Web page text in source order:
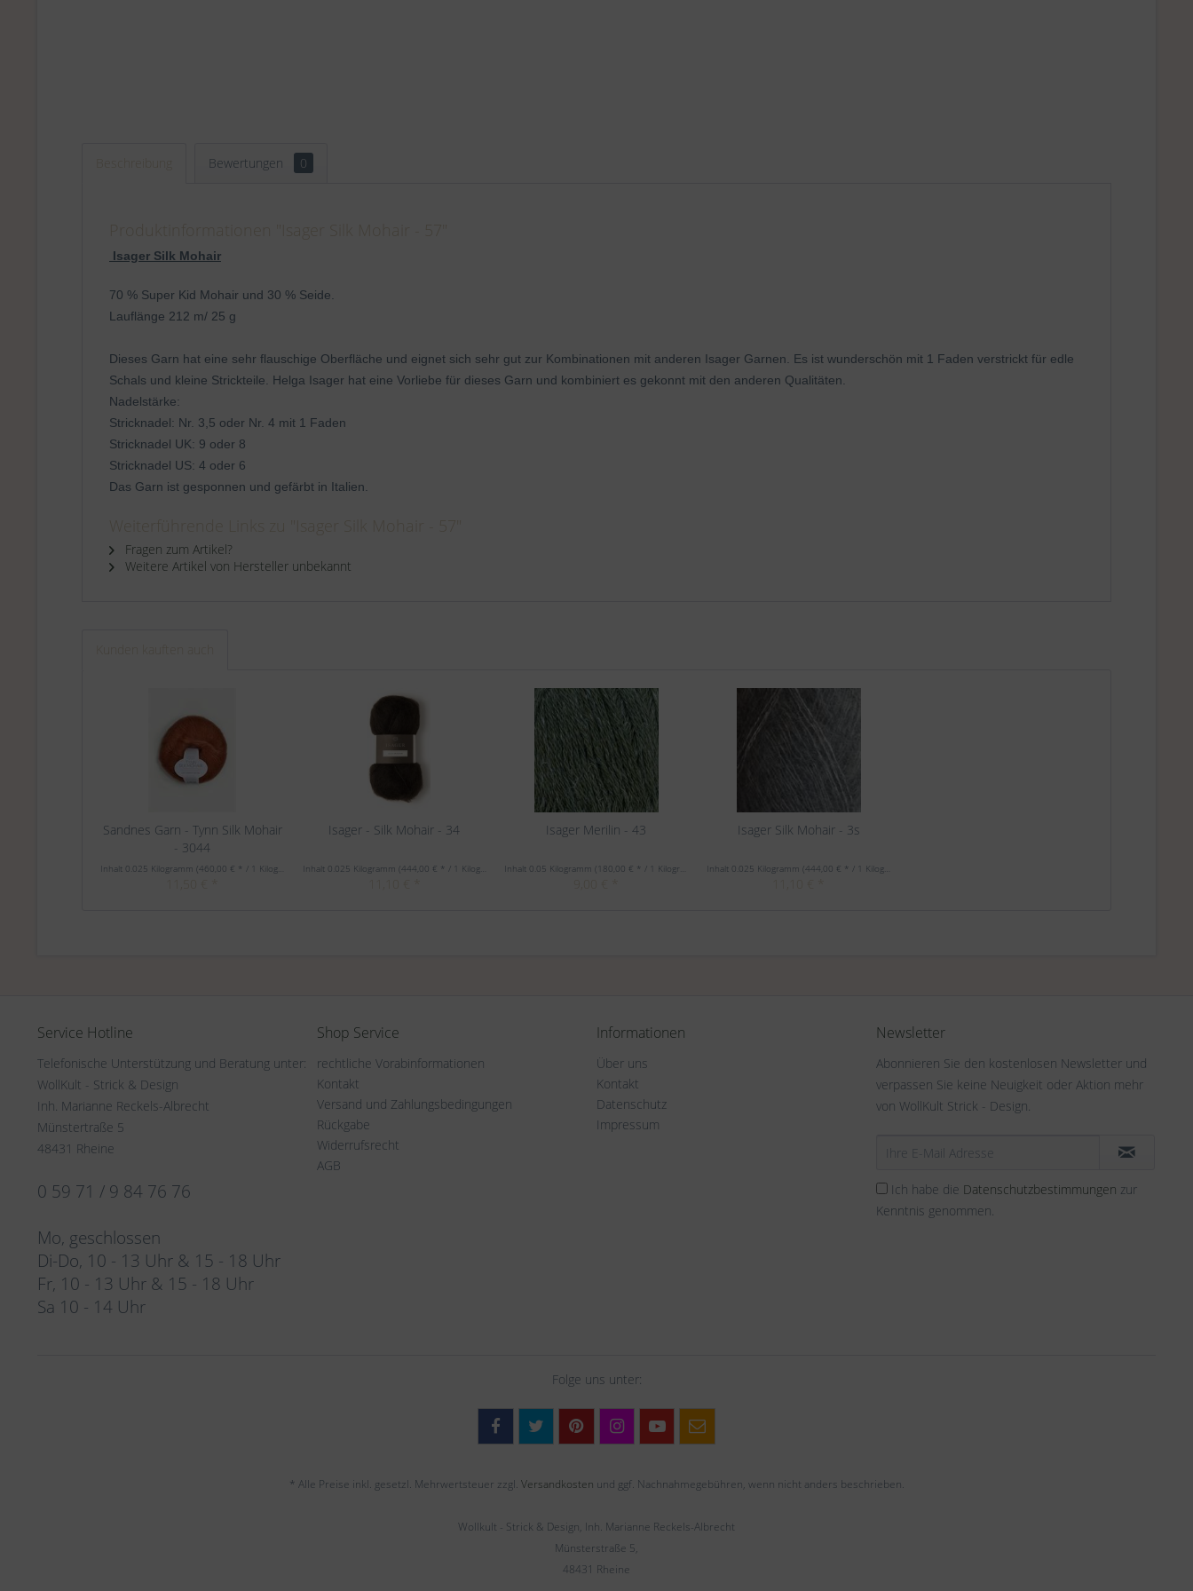
Bewertungen 0
Isager Silk Mohair
70 % Super Kid Mohair und 30 % Seide.
Lauflänge 212 m/ 25 g
Dieses Garn hat eine sehr flauschige Oberfläche und eignet sich sehr gut zur Kombinationen mit anderen Isager Garnen. Es ist wunderschön mit 1 Faden verstrickt für edle
Schals und kleine Strickteile. Helga Isager hat eine Vorliebe für dieses Garn und kombiniert es gekonnt mit den anderen Qualitäten.
Nadelstärke:
Stricknadel: Nr. 3,5 oder Nr. 4 mit 1 Faden
Stricknadel UK: 9 oder 8
Stricknadel US: 4 oder 6
Das Garn ist gesponnen und gefärbt in Italien.
Fragen zum Artikel?
Weitere Artikel von Hersteller unbekannt
Sandnes Garn - Tynn Silk Mohair
- 3044
Inhalt 0.025 Kilogramm (460,00 € * / 1 Kilogramm)
Isager - Silk Mohair - 34
Inhalt 0.025 Kilogramm (444,00 € * / 1 Kilogramm)
Isager Merilin - 43
Inhalt 0.05 Kilogramm(180,00 € * / 1 Kilogramm)
Isager Silk Mohair - 3s
Inhalt 0.025 Kilogramm (444,00 € * / 1 Kilogramm)
Service Hotline
Telefonische Unterstützung und Beratung unter:
WollKult - Strick & Design
Inh. Marianne Reckels-Albrecht
Münstertraße 5
48431 Rheine
0 59 71 / 9 84 76 76
Mo, geschlossen
Di-Do, 10 - 13 Uhr & 15 - 18 Uhr
Fr, 10 - 13 Uhr & 15 - 18 Uhr
Sa 10 - 14 Uhr
Shop Service
rechtliche Vorabinformationen
Kontakt
Versand und Zahlungsbedingungen
Rückgabe
Widerrufsrecht
AGB
Informationen
Über uns
Kontakt
Datenschutz
Impressum
Newsletter
Abonnieren Sie den kostenlosen Newsletter und
verpassen Sie keine Neuigkeit oder Aktion mehr
von WollKult Strick - Design.
Ich habe die Datenschutzbestimmungen zur
Kenntnis genommen.
Folge uns unter:
* Alle Preise inkl. gesetzl. Mehrwertsteuer zzgl. Versandkosten und ggf. Nachnahmegebühren, wenn nicht anders beschrieben.
Wollkult - Strick & Design, Inh. Marianne Reckels-Albrecht
Münsterstraße 5,
48431 Rheine